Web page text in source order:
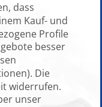
dass
Kauf- und
Profile
besser
Die
widerrufen.
unser